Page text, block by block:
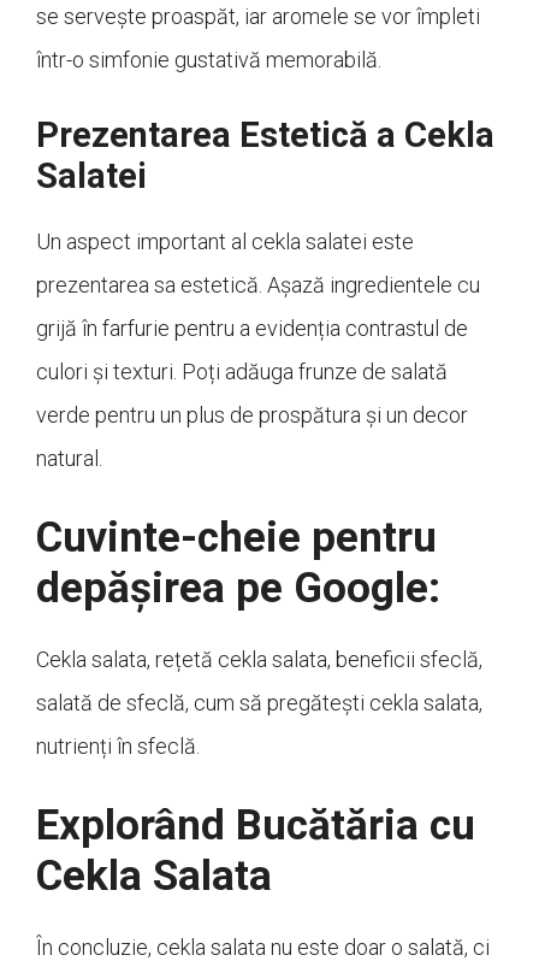
se servește proaspăt, iar aromele se vor împleti
într-o simfonie gustativă memorabilă.
Prezentarea Estetică a Cekla
Salatei
Un aspect important al cekla salatei este
prezentarea sa estetică. Așază ingredientele cu
grijă în farfurie pentru a evidenția contrastul de
culori și texturi. Poți adăuga frunze de salată
verde pentru un plus de prospătura și un decor
natural.
Cuvinte-cheie pentru
depășirea pe Google:
Cekla salata, rețetă cekla salata, beneficii sfeclă,
salată de sfeclă, cum să pregătești cekla salata,
nutrienți în sfeclă.
Explorând Bucătăria cu
Cekla Salata
În concluzie, cekla salata nu este doar o salată, ci